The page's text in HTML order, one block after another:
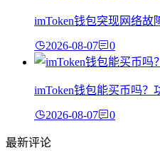
imToken钱包突现网络故
2026-08-07 0
imToken钱包能买币吗？
2026-08-07 0
最新评论